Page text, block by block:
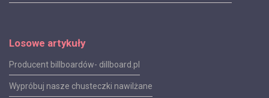
Losowe artykuły
Producent billboardów- dillboard.pl
Wypróbuj nasze chusteczki nawilżane